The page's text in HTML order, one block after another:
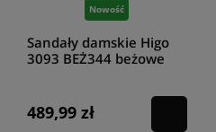
Nowość
Sandały damskie Higo
3093 BEŻ344 beżowe
489,99 zł